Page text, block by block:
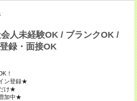
人未経験OK / ブランクOK /
録・面接OK
！
ン登録★
け★
加中★